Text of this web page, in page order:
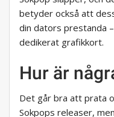
betyder också att
din dators prestanda
dedikerat grafikkort.
Hur är
Det går bra att prata
Sokpops releaser,